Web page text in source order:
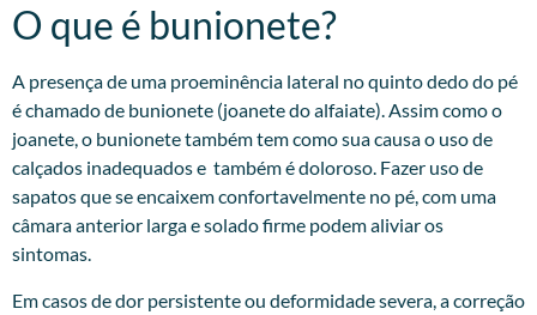
O que é bunionete?
A presença de uma proeminência lateral no quinto dedo do pé
é chamado de bunionete (joanete do alfaiate). Assim como o
joanete, o bunionete também tem como sua causa o uso de
calçados inadequados e também é doloroso. Fazer uso de
sapatos que se encaixem confortavelmente no pé, com uma
câmara anterior larga e solado firme podem aliviar os
sintomas.
Em casos de dor persistente ou deformidade severa, a correção